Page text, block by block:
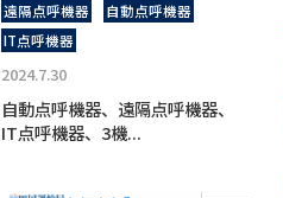
遠隔点呼機器
自動点呼機器
IT点呼機器
2024.7.30
自動点呼機器、遠隔点呼機器、
IT点呼機器、3機...